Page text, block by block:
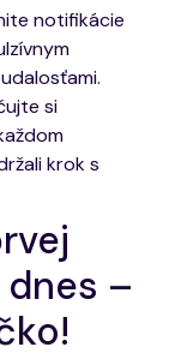
notifikácie
si
krok s
–